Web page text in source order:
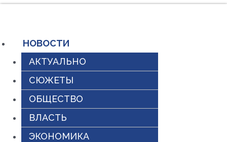
содержимому
НОВОСТИ
АКТУАЛЬНО
СЮЖЕТЫ
ОБЩЕСТВО
ВЛАСТЬ
ЭКОНОМИКА